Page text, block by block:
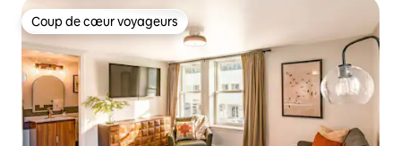
Coup de cœur voyageurs
Coup de cœur voyageurs